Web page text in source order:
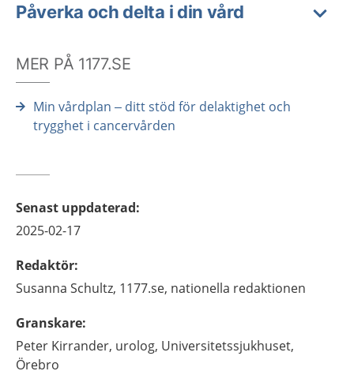
Påverka och delta i din vård
MER PÅ 1177.SE
Min vårdplan – ditt stöd för delaktighet och
trygghet i cancervården
Senast uppdaterad:
2025-02-17
Redaktör:
Susanna Schultz, 1177.se, nationella redaktionen
Granskare:
Peter Kirrander, urolog, Universitetssjukhuset,
Örebro